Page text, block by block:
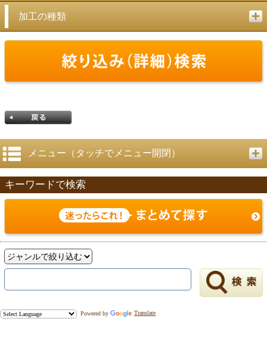
加工の種類
戻る
メニュー（タッチでメニュー開閉）
キーワードで検索
Powered by Translate